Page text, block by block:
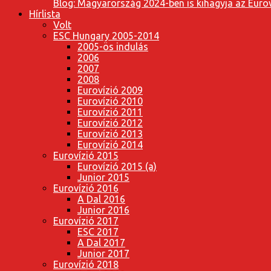
Blog: Magyarország 2024-ben is kihagyja az
Hírlista
Volt
ESC Hungary 2005-2014
2005-ös indulás
2006
2007
2008
Eurovízió 2009
Eurovízió 2010
Eurovízió 2011
Eurovízió 2012
Eurovízió 2013
Eurovízió 2014
Eurovízió 2015
Eurovízió 2015 (a)
Junior 2015
Eurovízió 2016
A Dal 2016
Junior 2016
Eurovízió 2017
ESC 2017
A Dal 2017
Junior 2017
Eurovízió 2018